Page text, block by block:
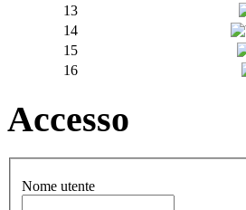
13
14
15
16
Accesso
Nome utente